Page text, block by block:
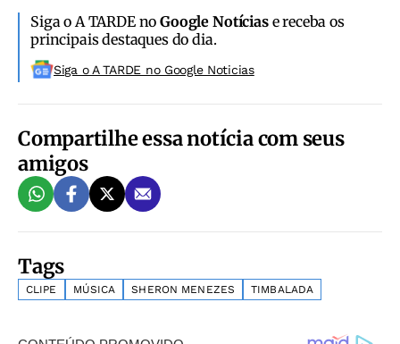
Siga o A TARDE noGoogle Notíciase receba os
principais destaques do dia.
Siga o A TARDE no Google Noticias
Compartilhe essa notícia com seus
amigos
Tags
CLIPE MÚSICA SHERON MENEZES TIMBALADA